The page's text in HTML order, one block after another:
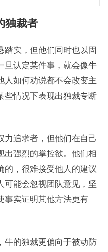
独裁者
踏实，但他们同时也以固
旦认定某件事，就会像牛
人如何劝说都不会改变主
些情况下表现出独裁专断
力追求者，但他们在自己
出强烈的掌控欲。他们相
的，很难接受他人的建议
可能会忽视团队意见，坚
事实证明其他方法更有
牛的独裁更偏向于被动防